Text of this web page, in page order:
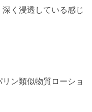
く浸透している感じ
ン類似物質ローショ